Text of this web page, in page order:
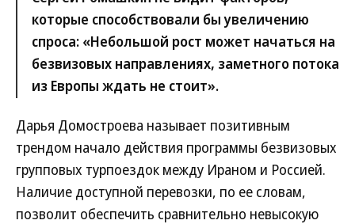
которые способствовали бы увеличению
спроса: «Небольшой рост может начаться на
безвизовых направлениях, заметного потока
из Европы ждать не стоит».
Дарья Домостроева называет позитивным
трендом начало действия программы безвизовых
групповых турпоездок между Ираном и Россией.
Наличие доступной перевозки, по ее словам,
позволит обеспечить сравнительно невысокую